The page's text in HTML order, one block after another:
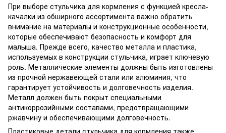
При выборе стульчика для кормления с функцией кресла-
качалки из обширного ассортимента важно обратить
внимание на материалы и конструкционные особенности,
которые обеспечивают безопасность и комфорт для
малыша. Прежде всего, качество металла и пластика,
используемых в конструкции стульчика, играет ключевую
роль. Металлические элементы должны быть изготовлены
из прочной нержавеющей стали или алюминия, что
гарантирует устойчивость и долговечность изделия.
Металл должен быть покрыт специальными
антикоррозийными составами, предотвращающими
ржавчину и обеспечивающими долговечность.
Пластиковые детали стульчика для кормления также